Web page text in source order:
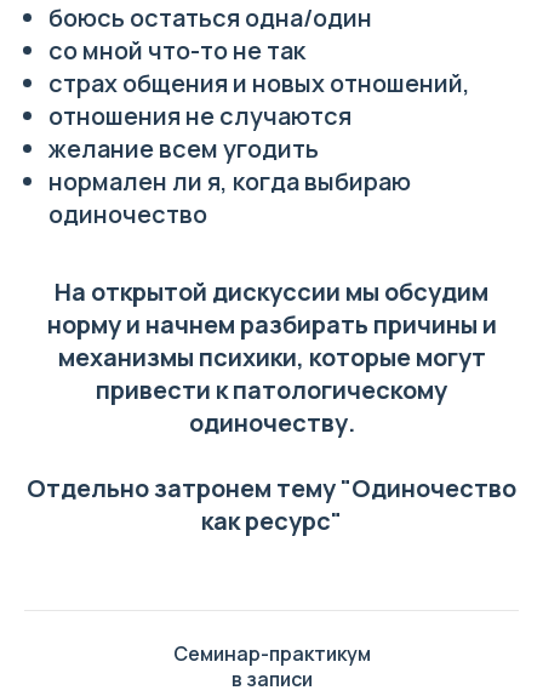
боюсь остаться одна/один
со мной что-то не так
страх общения и новых отношений,
отношения не случаются
желание всем угодить
нормален ли я, когда выбираю
одиночество
На открытой дискуссии мы обсудим
норму и начнем разбирать причины и
механизмы психики, которые могут
привести к патологическому
одиночеству.
Отдельно затронем тему "Одиночество
как ресурс"
Семинар-практикум
в записи